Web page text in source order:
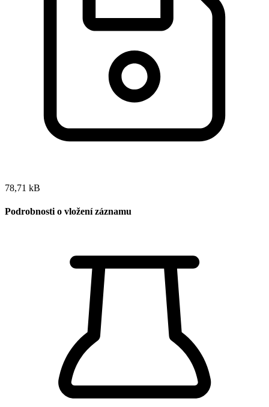
78,71 kB
Podrobnosti o vložení záznamu